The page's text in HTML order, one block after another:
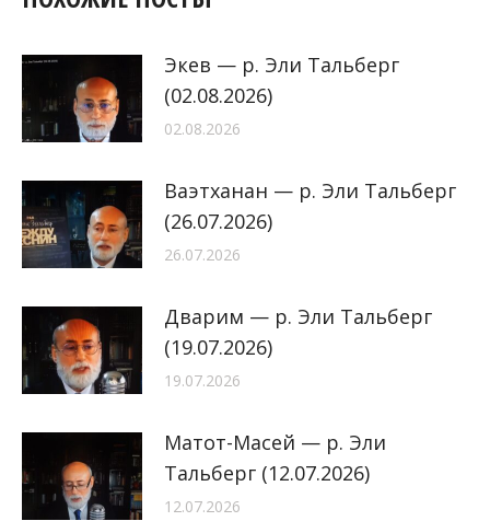
Экев — р. Эли Тальберг
(02.08.2026)
02.08.2026
Ваэтханан — р. Эли Тальберг
(26.07.2026)
26.07.2026
Дварим — р. Эли Тальберг
(19.07.2026)
19.07.2026
Матот-Масей — р. Эли
Тальберг (12.07.2026)
12.07.2026